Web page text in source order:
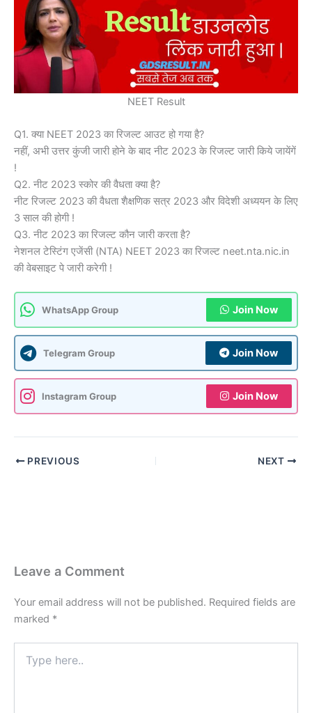
NEET Result
Q1. क्या NEET 2023 का रिजल्ट आउट हो गया है?
नहीं, अभी उत्तर कुंजी जारी होने के बाद नीट 2023 के रिजल्ट जारी किये जायेंगें
!
Q2. नीट 2023 स्कोर की वैधता क्या है?
नीट रिजल्ट 2023 की वैधता शैक्षणिक सत्र 2023 और विदेशी अध्ययन के लिए
3 साल की होगी !
Q3. नीट 2023 का रिजल्ट कौन जारी करता है?
नेशनल टेस्टिंग एजेंसी (NTA) NEET 2023 का रिजल्ट neet.nta.nic.in
की वेबसाइट पे जारी करेगी !
WhatsApp Group Join Now
Telegram Group Join Now
Instagram Group Join Now
PREVIOUS NEXT
Leave a Comment
Your email address will not be published. Required fields are
marked *
here..